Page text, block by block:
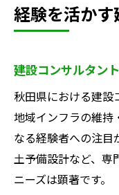
日建技術
建設コン
秋田県で選ぶ
建設コン
計ニーズ
実務経験
経験を活か
建設コンサルタン
秋田県における建設
地域インフラの維持
なる経験者への注目
土予備設計など、専
ニーズは顕著です。